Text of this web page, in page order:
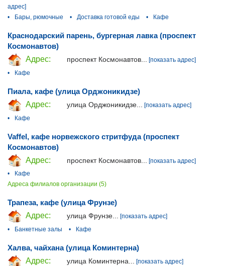
адрес]
•
Бары, рюмочные • Доставка готовой еды • Кафе
Краснодарский парень, бургерная лавка (проспект
Космонавтов)
Адрес:
проспект Космонавтов...
[показать адрес]
•
Кафе
Пиала, кафе (улица Орджоникидзе)
Адрес:
улица Орджоникидзе...
[показать адрес]
•
Кафе
Vaffel, кафе норвежского стритфуда (проспект
Космонавтов)
Адрес:
проспект Космонавтов...
[показать адрес]
•
Кафе
Адреса филиалов организации (5)
Трапеза, кафе (улица Фрунзе)
Адрес:
улица Фрунзе... [показать адрес]
•
Банкетные залы • Кафе
Халва, чайхана (улица Коминтерна)
Адрес:
улица Коминтерна...
[показать адрес]